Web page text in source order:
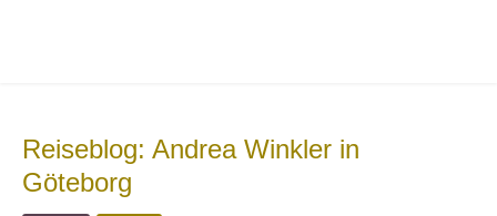
Reiseblog: Andrea Winkler in
Göteborg